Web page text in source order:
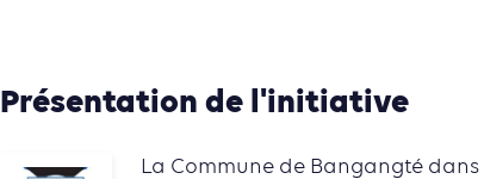
Présentation de l'initiative
La Commune de Bangangté